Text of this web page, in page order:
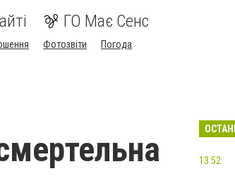
ГО Має Сенс
Фотозвіти
Погода
13:52